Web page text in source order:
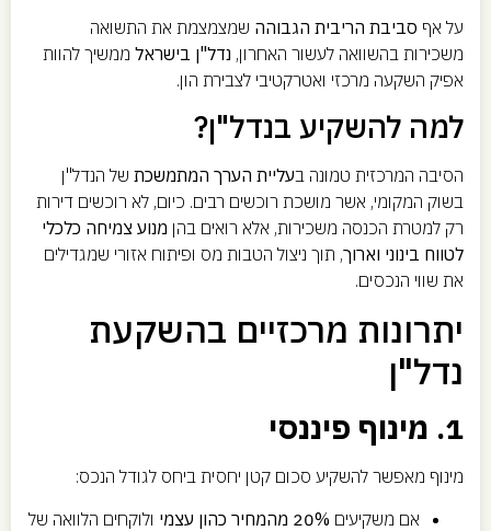
על אף סביבת הריבית הגבוהה שמצמצמת את התשואה
משכירות בהשוואה לעשור האחרון, נדל"ן בישראל ממשיך להוות
אפיק השקעה מרכזי ואטרקטיבי לצבירת הון.
למה להשקיע בנדל"ן?
הסיבה המרכזית טמונה בעליית הערך המתמשכת של הנדל"ן
בשוק המקומי, אשר מושכת רוכשים רבים. כיום, לא רוכשים דירות
רק למטרת הכנסה משכירות, אלא רואים בהן מנוע צמיחה כלכלי
לטווח בינוני וארוך, תוך ניצול הטבות מס ופיתוח אזורי שמגדילים
את שווי הנכסים.
יתרונות מרכזיים בהשקעת
נדל"ן
1. מינוף פיננסי
מינוף מאפשר להשקיע סכום קטן יחסית ביחס לגודל הנכס:
אם משקיעים 20% מהמחיר כהון עצמי
ולוקחים הלוואה של